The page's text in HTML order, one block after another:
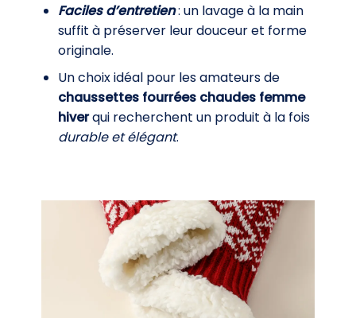
Faciles d’entretien: un lavage à la main
suffit à préserver leur douceur et forme
originale.
Un choix idéal pour les amateurs de
chaussettes fourrées chaudes femme
hiverqui recherchent un produit à la fois
durable et élégant.